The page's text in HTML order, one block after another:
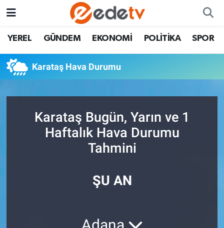
YEREL GÜNDEM EKONOMİ POLİTİKA SPOR
Karataş Hava Durumu
Karataş Bugün, Yarın ve 1
Haftalık Hava Durumu
Tahmini
ŞU AN